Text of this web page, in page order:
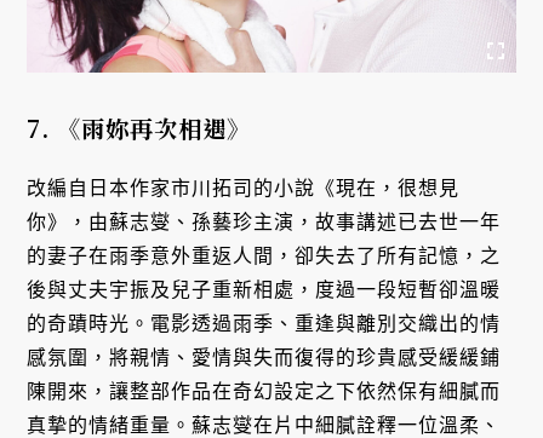
7. 《雨妳再次相遇》
改編自日本作家市川拓司的小說《現在，很想見
你》，由蘇志燮、孫藝珍主演，故事講述已去世一年
的妻子在雨季意外重返人間，卻失去了所有記憶，之
後與丈夫宇振及兒子重新相處，度過一段短暫卻溫暖
的奇蹟時光。電影透過雨季、重逢與離別交織出的情
感氛圍，將親情、愛情與失而復得的珍貴感受緩緩鋪
陳開來，讓整部作品在奇幻設定之下依然保有細膩而
真摯的情緒重量。蘇志燮在片中細膩詮釋一位溫柔、